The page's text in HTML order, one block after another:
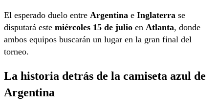
El esperado duelo entre Argentina e Inglaterra se
disputará este miércoles 15 de julio en Atlanta, donde
ambos equipos buscarán un lugar en la gran final del
torneo.
La historia detrás de la camiseta azul de
Argentina